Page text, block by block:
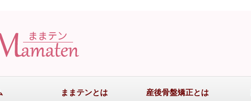
ままテンとは 産後骨盤矯正とは